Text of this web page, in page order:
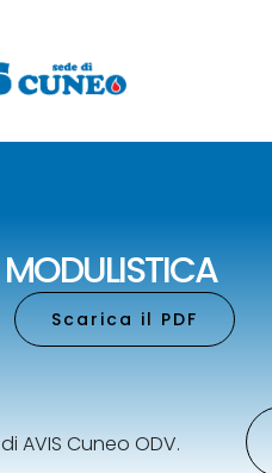
MODULISTICA
Scarica il PDF
di AVIS Cuneo ODV.